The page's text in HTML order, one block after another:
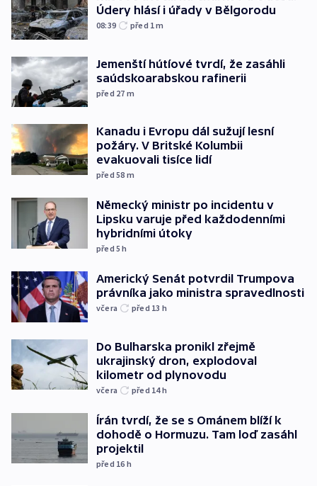
Údery hlásí i úřady v Bělgorodu
08:39 před 1m
Jemenští hútíové tvrdí, že zasáhli
saúdskoarabskou rafinerii
před 27 m
Kanadu i Evropu dál sužují lesní
požáry. V Britské Kolumbii
evakuovali tisíce lidí
před 58 m
Německý ministr po incidentu v
Lipsku varuje před každodenními
hybridními útoky
před 5h
Americký Senát potvrdil Trumpova
právníka jako ministra spravedlnosti
včera před 13 h
Do Bulharska pronikl zřejmě
ukrajinský dron, explodoval
kilometr od plynovodu
včera před 14h
Írán tvrdí, že se s Ománem blíží k
dohodě o Hormuzu. Tam loď zasáhl
projektil
před 16 h